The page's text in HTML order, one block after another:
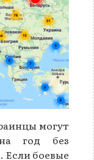
могут
год без
Если боевые